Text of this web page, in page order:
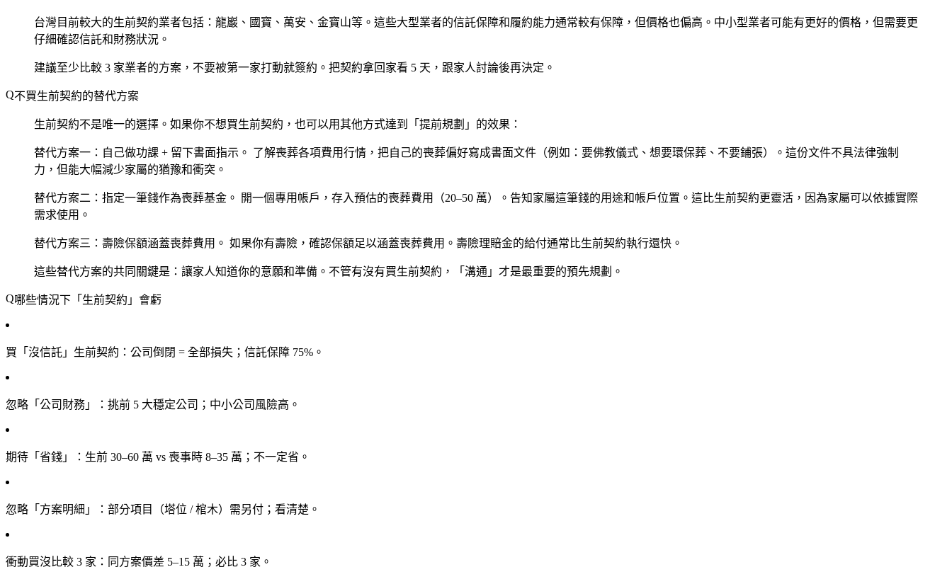
台灣目前較大的生前契約業者包括：龍巖、國寶、萬安、金寶山等。這些大型業者的信託保障和履約能力通常較有保障，但價格也偏高。中小型業者可能有更好的價格，但需要更
仔細確認信託和財務狀況。
建議至少比較 3 家業者的方案，不要被第一家打動就簽約。把契約拿回家看 5 天，跟家人討論後再決定。
不買生前契約的替代方案
生前契約不是唯一的選擇。如果你不想買生前契約，也可以用其他方式達到「提前規劃」的效果：
替代方案一：自己做功課 + 留下書面指示。 了解喪葬各項費用行情，把自己的喪葬偏好寫成書面文件（例如：要佛教儀式、想要環保葬、不要鋪張）。這份文件不具法律強制
力，但能大幅減少家屬的猶豫和衝突。
替代方案二：指定一筆錢作為喪葬基金。
開一個專用帳戶，存入預估的喪葬費用（20–50 萬）。告知家屬這筆錢的用途和帳戶位置。這比生前契約更靈活，因為家屬可以依據實際
需求使用。
替代方案三：壽險保額涵蓋喪葬費用。 如果你有壽險，確認保額足以涵蓋喪葬費用。壽險理賠金的給付通常比生前契約執行還快。
這些替代方案的共同關鍵是：讓家人知道你的意願和準備。不管有沒有買生前契約，「溝通」才是最重要的預先規劃。
哪些情況下「生前契約」會虧
買「沒信託」生前契約 ：公司倒閉 = 全部損失；信託保障 75%。
忽略「公司財務」 ：挑前 5 大穩定公司；中小公司風險高。
期待「省錢」 ：生前 30–60 萬 vs 喪事時 8–35 萬；不一定省。
忽略「方案明細」 ：部分項目（塔位 / 棺木）需另付；看清楚。
衝動買沒比較 3 家 ：同方案價差 5–15 萬；必比 3 家。